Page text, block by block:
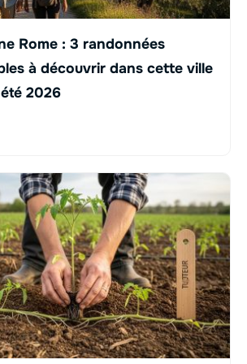
Rome : 3 randonnées
à découvrir dans cette ville
2026